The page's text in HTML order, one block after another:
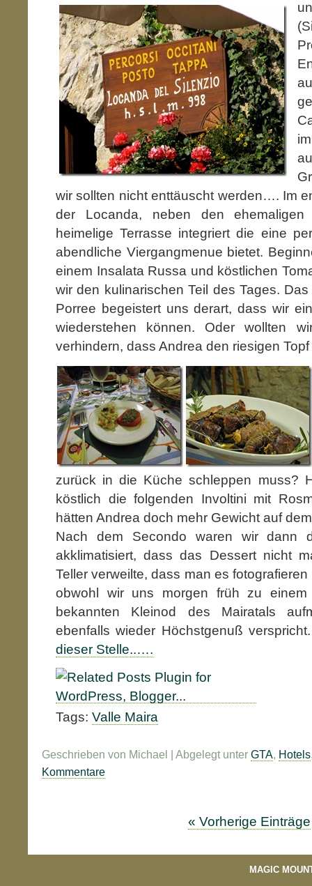
wir sollten nicht enttäuscht werden…. Im
der Locanda, neben den
heimelige Terrasse integriert die eine
abendliche Viergangmenue bietet.
einem Insalata Russa und köstlichen
wir den kulinarischen Teil des Tages.
Porree begeistert uns derart, dass wir
wiederstehen können. Oder wollten
verhindern, dass Andrea den riesigen
zurück in die Küche schleppen muss?
köstlich die folgenden Involtini mit
hätten Andrea doch mehr Gewicht auf
Nach dem Secondo waren wir dann
akklimatisiert, dass das Dessert nicht
Teller verweilte, dass man es
obwohl wir uns morgen früh zu
bekannten Kleinod des Mairatals
ebenfalls wieder Höchstgenuß
dieser Stelle..….
Tags: Valle Maira
Geschrieben von Michael | Abgelegt unter GTA, Hotels
Kommentare
« Vorherige Einträge
MAGIC